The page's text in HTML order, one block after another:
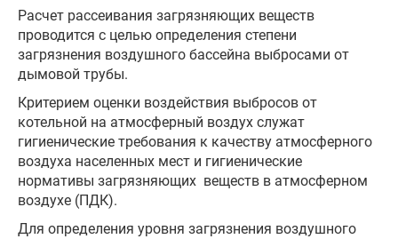
Расчет рассеивания загрязняющих веществ
проводится с целью определения степени
загрязнения воздушного бассейна выбросами от
дымовой трубы.
Критерием оценки воздействия выбросов от
котельной на атмосферный воздух служат
гигиенические требования к качеству атмосферного
воздуха населенных мест и гигиенические
нормативы загрязняющих веществ в атмосферном
воздухе (ПДК).
Для определения уровня загрязнения воздушного